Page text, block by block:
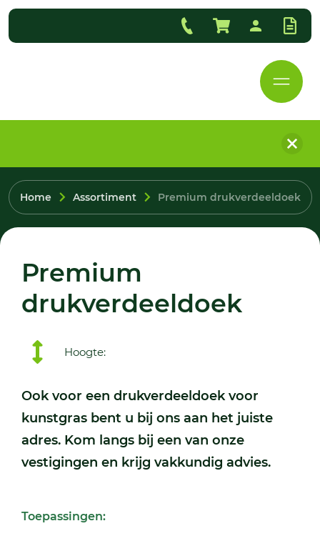
Home Assortiment Premium drukverdeeldoek
Premium
drukverdeeldoek
Hoogte:
Ook voor een drukverdeeldoek voor
kunstgras bent u bij ons aan het juiste
adres. Kom langs bij een van onze
vestigingen en krijg vakkundig advies.
Toepassingen: